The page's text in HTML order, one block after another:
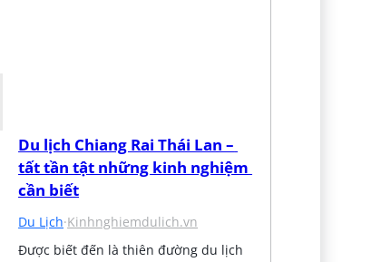
Du lịch Chiang Rai Thái Lan –
tất tần tật những kinh nghiệm
cần biết
Du Lịch·Kinhnghiemdulich.vn
Được biết đến là thiên đường du lịch